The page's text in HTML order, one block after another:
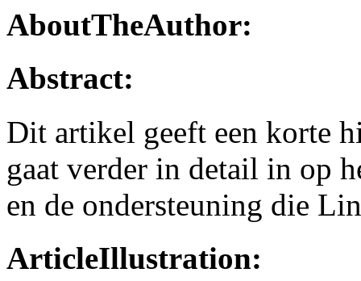
AboutTheAuthor:
Abstract:
Dit artikel geeft een korte
gaat verder in detail in op
en de ondersteuning die
ArticleIllustration: